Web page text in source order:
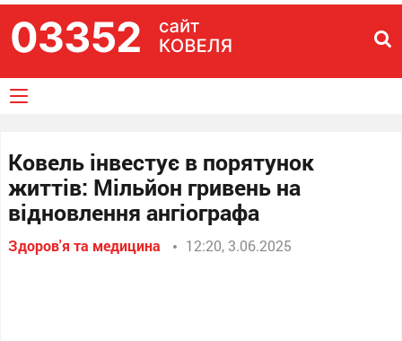
Ковель інвестує в порятунок
життів: Мільйон гривень на
відновлення ангіографа
Здоров'я та медицина 12:20, 3.06.2025